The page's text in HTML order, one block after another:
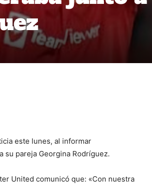
este lunes, al informar
su pareja Georgina Rodríguez.
United comunicó que: «Con nuestra